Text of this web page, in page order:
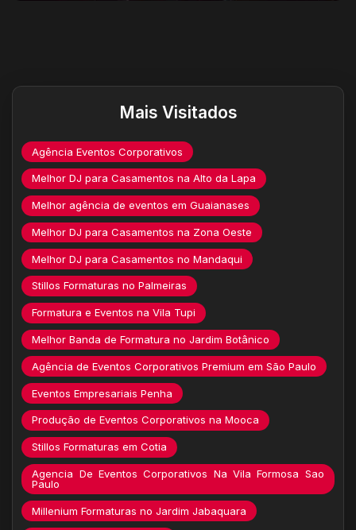
Mais Visitados
Agência Eventos Corporativos
Melhor DJ para Casamentos na Alto da Lapa
Melhor agência de eventos em Guaianases
Melhor DJ para Casamentos na Zona Oeste
Melhor DJ para Casamentos no Mandaqui
Stillos Formaturas no Palmeiras
Formatura e Eventos na Vila Tupi
Melhor Banda de Formatura no Jardim Botânico
Agência de Eventos Corporativos Premium em São Paulo
Eventos Empresariais Penha
Produção de Eventos Corporativos na Mooca
Stillos Formaturas em Cotia
Agencia De Eventos Corporativos Na Vila Formosa Sao
Paulo
Millenium Formaturas no Jardim Jabaquara